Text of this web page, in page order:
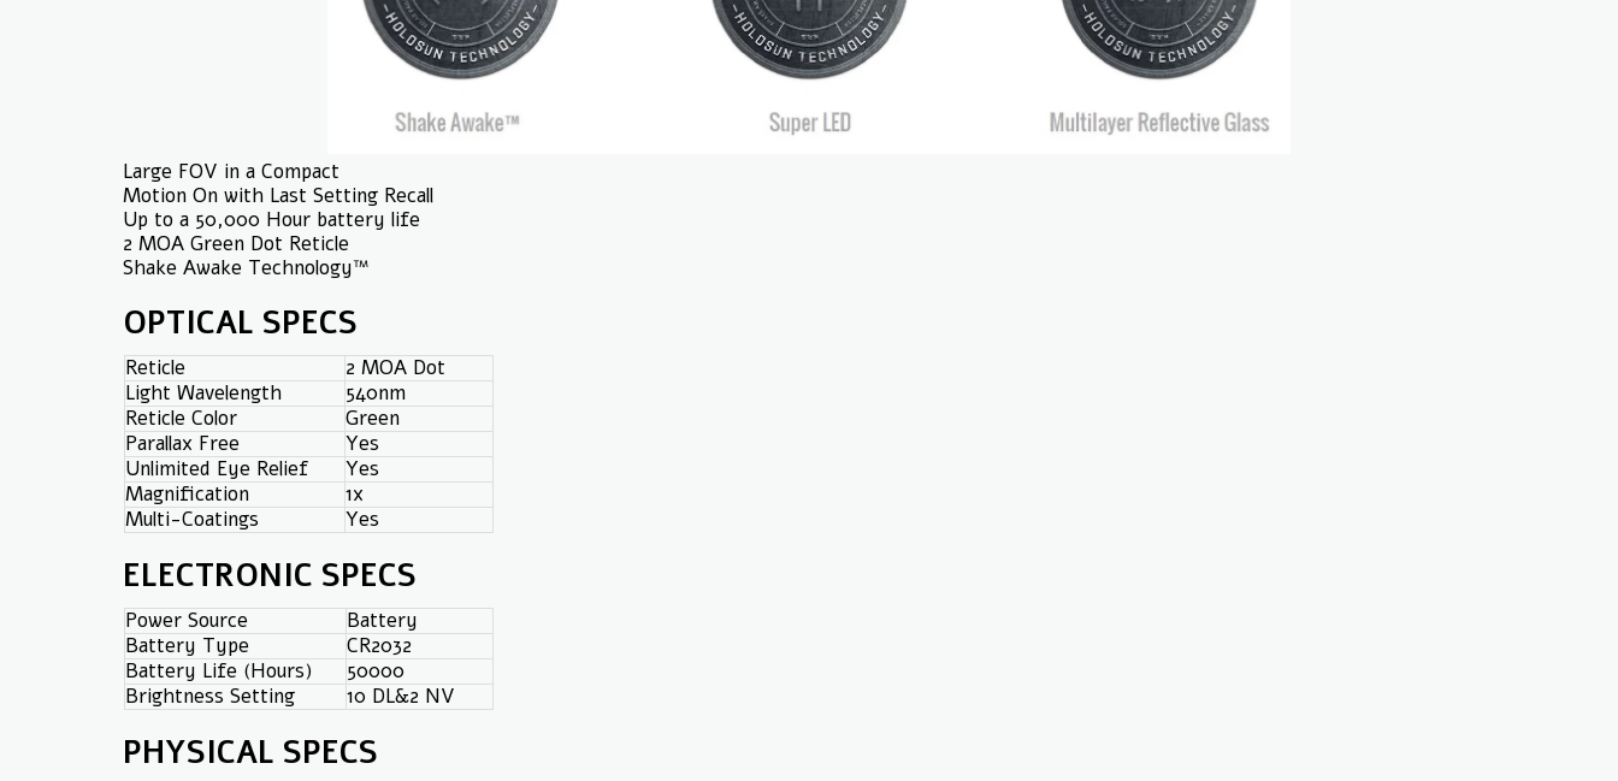
Large FOV in a Compact
Motion On with Last Setting Recall
Up to a 50,000 Hour battery life
2 MOA Green Dot Reticle
Shake Awake Technology™
OPTICAL SPECS
Reticle
2 MOA Dot
Light Wavelength
540nm
Reticle Color
Green
Parallax Free
Yes
Unlimited Eye Relief
Yes
Magnification
1x
Multi-Coatings
Yes
ELECTRONIC SPECS
Power Source
Battery
Battery Type
CR2032
Battery Life (Hours)
50000
Brightness Setting
10 DL&2 NV
PHYSICAL SPECS